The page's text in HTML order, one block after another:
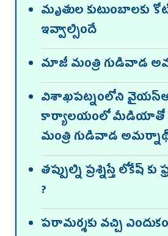
మృతుల కుటుంబాలకు
ఇవ్వాల్సిందే
మాజీ మంత్రి గుడివాడ
విశాఖపట్నంలోని
కార్యాలయంలో
మంత్రి గుడివాడ
తప్పుల్ని ప్రశ్నిస్తే లోకేష్ కు
?
పరామర్శకు వచ్చి